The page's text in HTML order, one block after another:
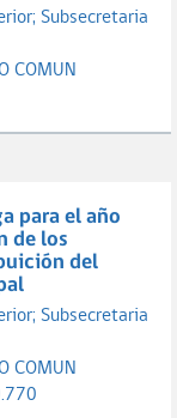
Subsecretaria
COMUN
para el año
de los
del
Subsecretaria
COMUN